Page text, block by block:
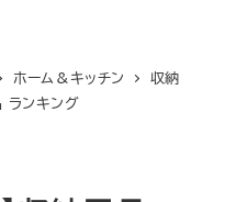
ホーム＆キッチン
収納
ランキング